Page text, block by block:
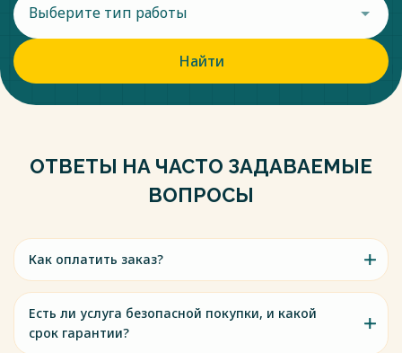
Выберите тип работы
Найти
ОТВЕТЫ НА ЧАСТО ЗАДАВАЕМЫЕ
ВОПРОСЫ
Как оплатить заказ?
Есть ли услуга безопасной покупки, и какой
срок гарантии?